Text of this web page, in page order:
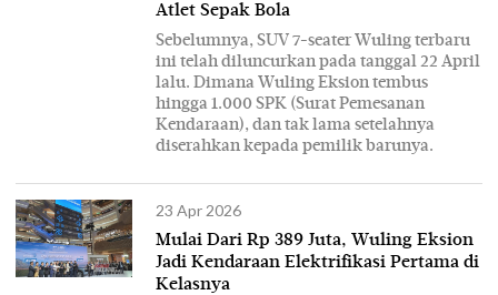
Atlet Sepak Bola
Sebelumnya, SUV 7-seater Wuling terbaru
ini telah diluncurkan pada tanggal 22 April
lalu. Dimana Wuling Eksion tembus
hingga 1.000 SPK (Surat Pemesanan
Kendaraan), dan tak lama setelahnya
diserahkan kepada pemilik barunya.
23 Apr 2026
Mulai Dari Rp 389 Juta, Wuling Eksion
Jadi Kendaraan Elektrifikasi Pertama di
Kelasnya